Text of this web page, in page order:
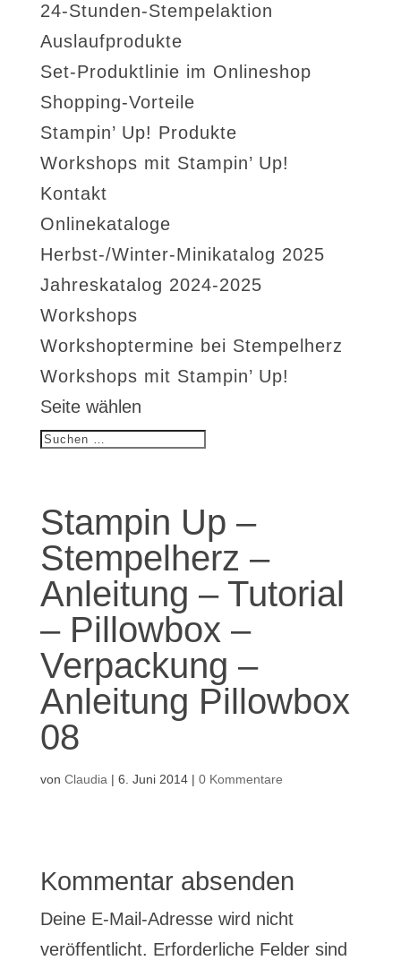
24-Stunden-Stempelaktion
Auslaufprodukte
Set-Produktlinie im Onlineshop
Shopping-Vorteile
Stampin’ Up! Produkte
Workshops mit Stampin’ Up!
Kontakt
Onlinekataloge
Herbst-/Winter-Minikatalog 2025
Jahreskatalog 2024-2025
Workshops
Workshoptermine bei Stempelherz
Workshops mit Stampin’ Up!
Seite wählen
Stampin Up –
Stempelherz –
Anleitung – Tutorial
– Pillowbox –
Verpackung –
Anleitung Pillowbox
08
von Claudia | 6. Juni 2014| 0 Kommentare
Kommentar absenden
Deine E-Mail-Adresse wird nicht
veröffentlicht. Erforderliche Felder sind